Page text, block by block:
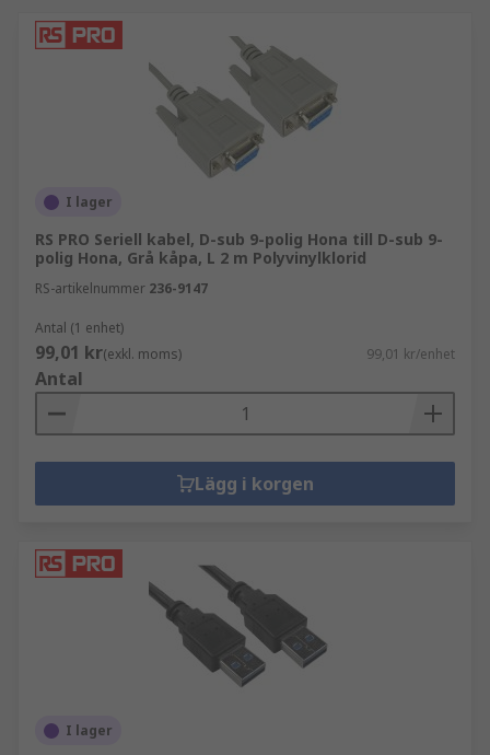
kommunikationsprotokoll (data skickas en
bit i taget). Seriella kabelmonteringar
använder mestadels RS-232 (Recommended
Standard 232) gränssnittsspecifikationer.
Parallella kabelmonteringar
ansluter två datorer via parallellportar.
Parallellkabelmonteringar tillåter att flera
till en annan, vilket ökar den totala
överföringshastigheten.
Datorströmkabelmonteringar
I lager
RS PRO Seriell kabel, D-sub 9-polig Hona till D-sub 9-
polig Hona, Grå kåpa, L 2 m Polyvinylklorid
RS-artikelnummer 236-9147
Antal (1 enhet)
99,01 kr(exkl. moms) 99,01 kr/enhet
Antal
Lägg i korgen
I lager